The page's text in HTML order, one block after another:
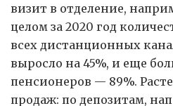
визит в отделение,
целом за 2020 год
всех дистанционных
выросло на 45%, и еще
пенсионеров — 89%.
продаж: по депозитам,